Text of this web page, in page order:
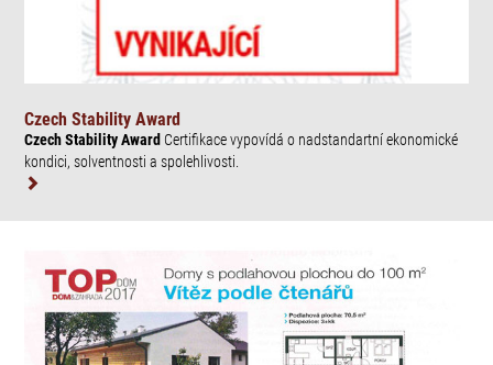
Czech Stability Award
Czech Stability Award Certifikace vypovídá o nadstandartní ekonomické
kondici, solventnosti a spolehlivosti.